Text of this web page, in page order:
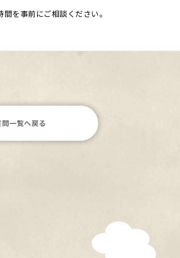
を事前にご相談ください。
一覧へ戻る